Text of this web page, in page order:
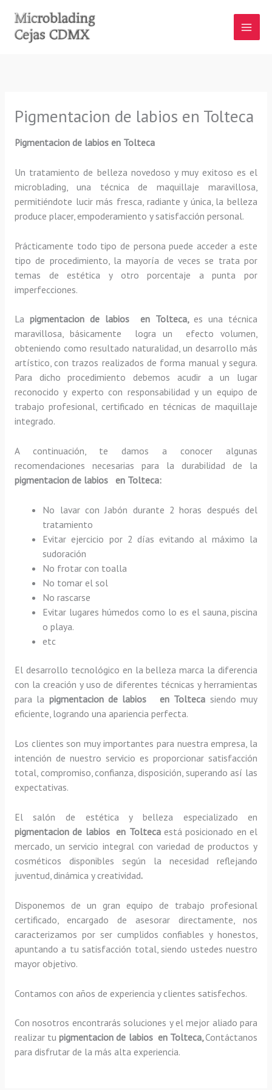
contenido
Pigmentacion de labios en Tolteca
Pigmentacion de labios en Tolteca
Un tratamiento de belleza novedoso y muy exitoso es el
microblading, una técnica de maquillaje maravillosa,
permitiéndote lucir más fresca, radiante y única, la belleza
produce placer, empoderamiento y satisfacción personal.
Prácticamente todo tipo de persona puede acceder a este
tipo de procedimiento, la mayoría de veces se trata por
temas de estética y otro porcentaje a punta por
imperfecciones.
La pigmentacion de labios en Tolteca, es una técnica
maravillosa, básicamente
logra un efecto volumen,
obteniendo como resultado naturalidad, un desarrollo más
artístico, con trazos realizados de forma manual y segura.
Para dicho procedimiento debemos acudir a un lugar
reconocido y experto con responsabilidad y un equipo de
trabajo profesional, certificado en técnicas de maquillaje
integrado.
A continuación, te damos a conocer algunas
recomendaciones necesarias para la durabilidad de la
pigmentacion de labios en Tolteca:
No lavar con Jabón durante 2 horas después del
tratamiento
Evitar ejercicio por 2 días evitando al máximo la
sudoración
No frotar con toalla
No tomar el sol
No rascarse
Evitar lugares húmedos como lo es el sauna, piscina
o playa.
etc
El desarrollo tecnológico en la belleza marca la diferencia
con la creación y uso de diferentes técnicas y herramientas
para la pigmentacion de labios en Tolteca siendo muy
eficiente, logrando una apariencia perfecta.
Los clientes son muy importantes para nuestra empresa, la
intención de nuestro servicio es proporcionar satisfacción
total, compromiso, confianza, disposición, superando así las
expectativas.
El salón de estética y belleza especializado en
pigmentacion de labios en Toltecaestá posicionado en el
mercado, un servicio integral con variedad de productos y
cosméticos disponibles según la necesidad reflejando
juventud, dinámica y creatividad.
Disponemos de un gran equipo de trabajo profesional
certificado, encargado de asesorar directamente, nos
caracterizamos por ser cumplidos confiables y honestos,
apuntando a tu satisfacción total, siendo ustedes nuestro
mayor objetivo.
Contamos con años de experiencia y clientes satisfechos.
Con nosotros encontrarás soluciones y el mejor aliado para
realizar tupigmentacion de labios en Tolteca,Contáctanos
para disfrutar de la más alta experiencia.